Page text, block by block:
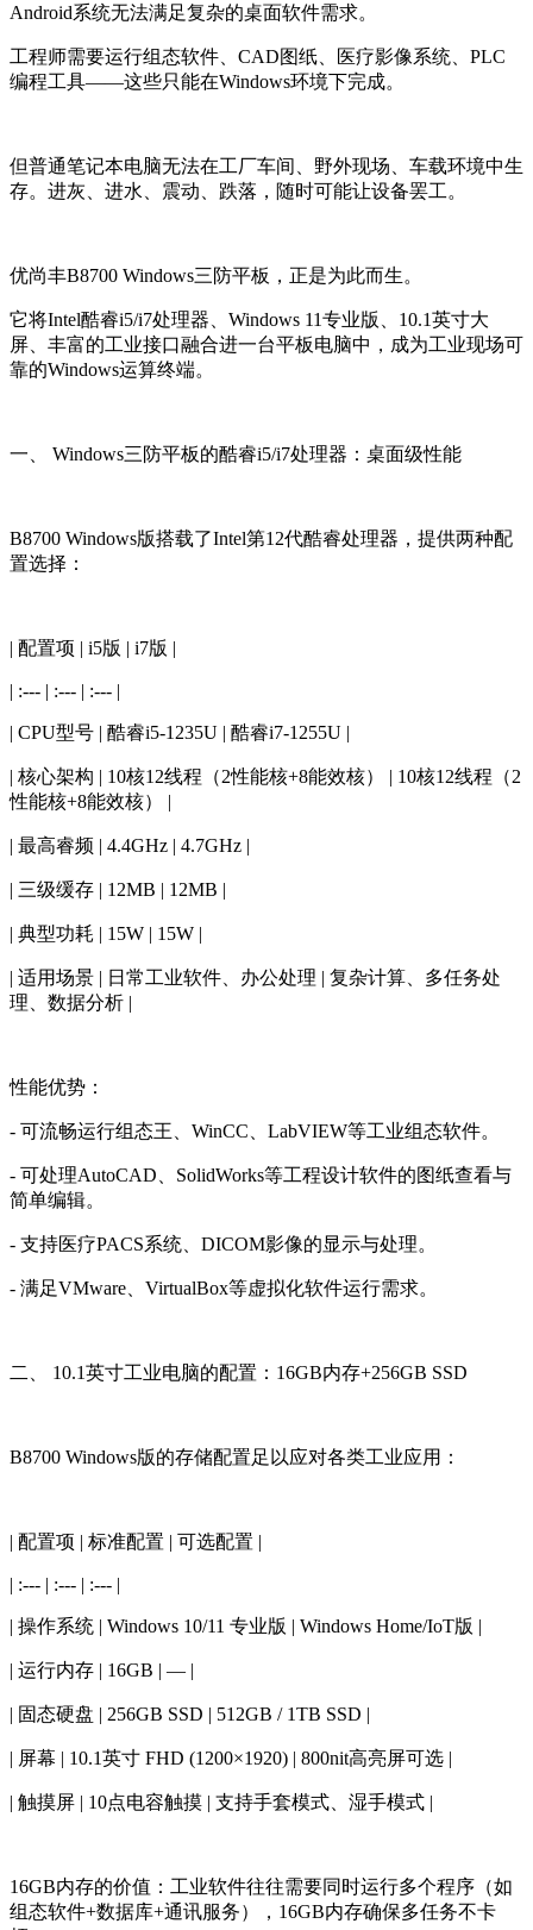
Android系统无法满足复杂的桌面软件需求。
工程师需要运行组态软件、CAD图纸、医疗影像系统、PLC
编程工具——这些只能在Windows环境下完成。
但普通笔记本电脑无法在工厂车间、野外现场、车载环境中生
存。进灰、进水、震动、跌落，随时可能让设备罢工。
优尚丰B8700 Windows三防平板，正是为此而生。
它将Intel酷睿i5/i7处理器、Windows 11专业版、10.1英寸大
屏、丰富的工业接口融合进一台平板电脑中，成为工业现场可
靠的Windows运算终端。
一、 Windows三防平板的酷睿i5/i7处理器：桌面级性能
B8700 Windows版搭载了Intel第12代酷睿处理器，提供两种配
置选择：
| 配置项 | i5版 | i7版 |
| :--- | :--- | :--- |
| CPU型号 | 酷睿i5-1235U | 酷睿i7-1255U |
| 核心架构 | 10核12线程（2性能核+8能效核） | 10核12线程（2
性能核+8能效核） |
| 最高睿频 | 4.4GHz | 4.7GHz |
| 三级缓存 | 12MB | 12MB |
| 典型功耗 | 15W | 15W |
| 适用场景 | 日常工业软件、办公处理 | 复杂计算、多任务处
理、数据分析 |
性能优势：
- 可流畅运行组态王、WinCC、LabVIEW等工业组态软件。
- 可处理AutoCAD、SolidWorks等工程设计软件的图纸查看与
简单编辑。
- 支持医疗PACS系统、DICOM影像的显示与处理。
- 满足VMware、VirtualBox等虚拟化软件运行需求。
二、 10.1英寸工业电脑的配置：16GB内存+256GB SSD
B8700 Windows版的存储配置足以应对各类工业应用：
| 配置项 | 标准配置 | 可选配置 |
| :--- | :--- | :--- |
| 操作系统 | Windows 10/11 专业版 | Windows Home/IoT版 |
| 运行内存 | 16GB | — |
| 固态硬盘 | 256GB SSD | 512GB / 1TB SSD |
| 屏幕 | 10.1英寸 FHD (1200×1920) | 800nit高亮屏可选 |
| 触摸屏 | 10点电容触摸 | 支持手套模式、湿手模式 |
16GB内存的价值：工业软件往往需要同时运行多个程序（如
组态软件+数据库+通讯服务），16GB内存确保多任务不卡